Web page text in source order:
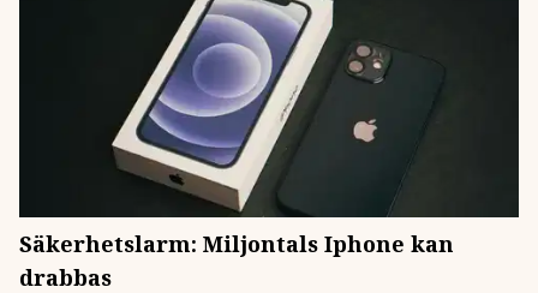
Säkerhetslarm: Miljontals Iphone kan
drabbas